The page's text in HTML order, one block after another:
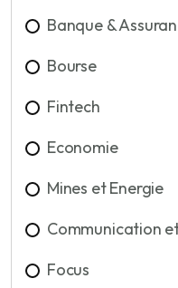
Banque &
Bourse
Fintech
Economie
Mines et Energie
Communication
Focus